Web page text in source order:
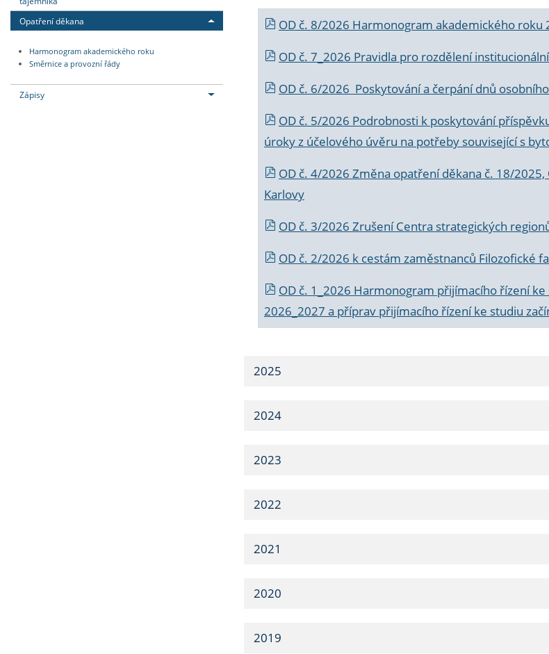
Opatření děkana
Harmonogram akademického roku
Směrnice a provozní řády
Zápisy
OD č. 8/2026 Harmonogram akademického roku
OD č. 7_2026 Pravidla pro rozdělení
OD č. 6/2026 Poskytování a čerpání dnů
OD č. 5/2026 Podrobnosti k poskytování
úroky z účelového úvěru na potřeby související s
OD č. 4/2026 Změna opatření děkana č. 18/
Karlovy
OD č. 3/2026 Zrušení Centra strategických
OD č. 2/2026 k cestám zaměstnanců Filozofické
OD č. 1_2026 Harmonogram přijímacího řízení
2026_2027 a příprav přijímacího řízení ke studiu
2025
2024
2023
2022
2021
2020
2019